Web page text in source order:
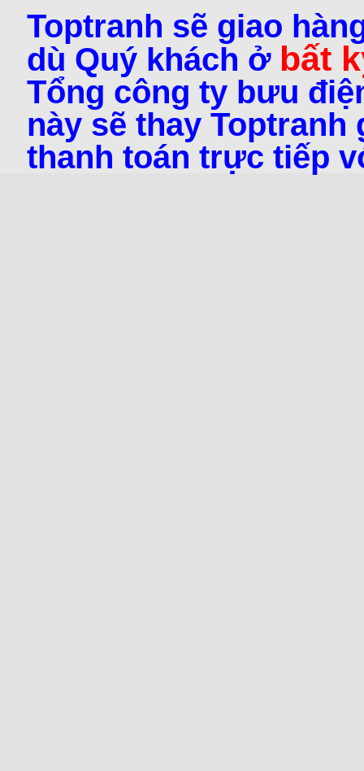
Toptranh sẽ giao
dù Quý khách ở bất
Tổng công ty bưu
này sẽ thay
thanh toán trực tiếp